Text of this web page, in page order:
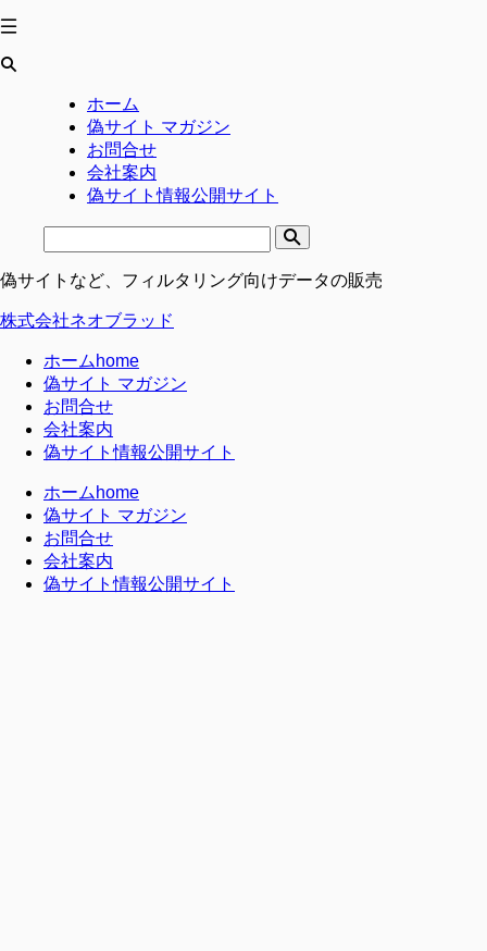
ホーム
偽サイト マガジン
お問合せ
会社案内
偽サイト情報公開サイト
偽サイトなど、フィルタリング向けデータの販売
株式会社ネオブラッド
ホーム home
偽サイト マガジン
お問合せ
会社案内
偽サイト情報公開サイト
ホーム home
偽サイト マガジン
お問合せ
会社案内
偽サイト情報公開サイト